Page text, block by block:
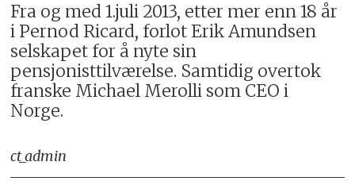
Fra og med 1.juli 2013, etter mer enn 18 år
i Pernod Ricard, forlot Erik Amundsen
selskapet for å nyte sin
pensjonisttilværelse. Samtidig overtok
franske Michael Merolli som CEO i
Norge.
ct_admin